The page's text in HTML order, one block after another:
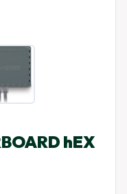
hEX